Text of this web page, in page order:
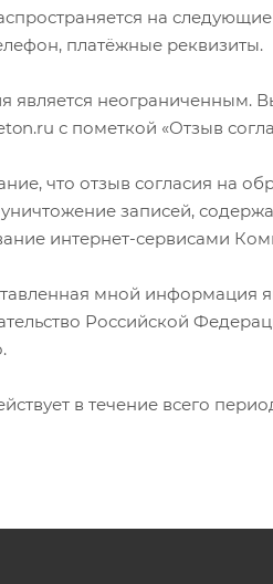
на
платёжные реквизиты.
является
с пометкой «Отзыв
что отзыв согласия на
уничтожение записей,
интернет-сервисами
мной информация
Российской
в течение всего